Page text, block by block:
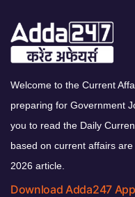
Welcome to the Current
preparing for Government
you to read the Daily
based on current affairs
2026 article.
Download Adda247 App